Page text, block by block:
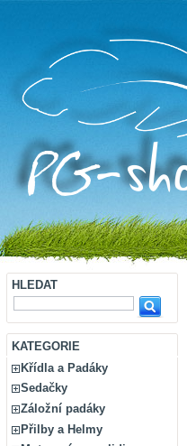
HLEDAT
KATEGORIE
Křídla a Padáky
Sedačky
Záložní padáky
Přilby a Helmy